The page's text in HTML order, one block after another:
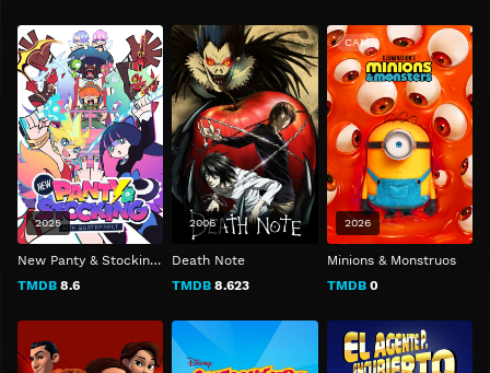
New Panty & Stocking with Garterbelt
TMDB 8.6
2025
Death Note
TMDB 8.623
2006
Minions & Monstruos
TMDB0
CAM
2026